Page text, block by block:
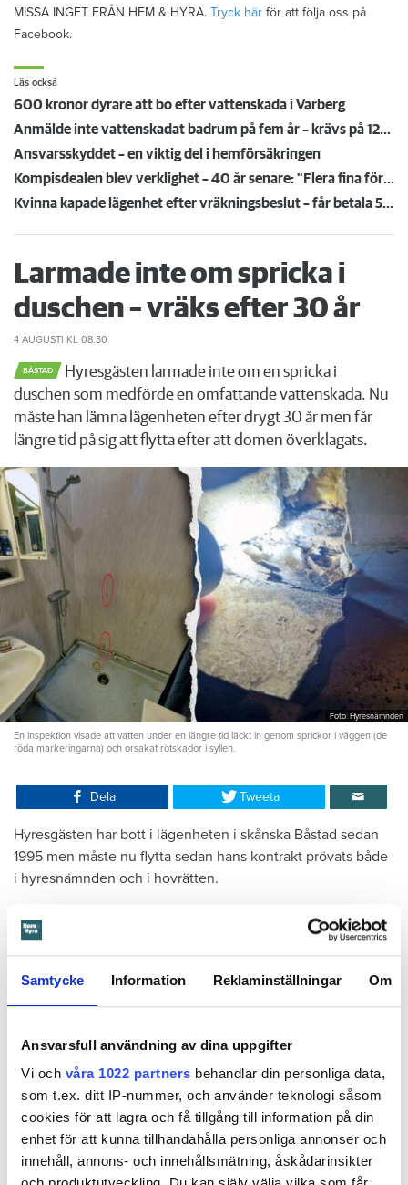
Samtycke Information Reklaminställningar Om
Ansvarsfull användning av dina uppgifter
Vi och våra 1022 partners behandlar din personliga data,
som t.ex. ditt IP-nummer, och använder teknologi såsom
cookies för att lagra och få tillgång till information på din
enhet för att kunna tillhandahålla personliga annonser och
innehåll, annons- och innehållsmätning, åskådarinsikter
MISSA INGET FRÅN HEM & HYRA. Tryck här för att följa oss på
Facebook.
Läs också
600 kronor dyrare att bo efter vattenskada i Varberg
Anmälde inte vattenskadat badrum på fem år – krävs på 125 000 kronor
Ansvarsskyddet – en viktig del i hemförsäkringen
Kompisdealen blev verklighet – 40 år senare: "Flera fina fördelar med att dela bostad"
Kvinna kapade lägenhet efter vräkningsbeslut – får betala 50 000
Larmade inte om spricka i
duschen – vräks efter 30 år
4 AUGUSTI KL 08:30
BÅSTAD
Hyresgästen larmade inte om en spricka i
duschen som medförde en omfattande vattenskada. Nu
måste han lämna lägenheten efter drygt 30 år men får
längre tid på sig att flytta efter att domen överklagats.
Foto: Hyresnämnden
En inspektion visade att vatten under en längre tid läckt in genom sprickor i väggen (de
röda markeringarna) och orsakat rötskador i syllen.
Dela Tweeta
Hyresgästen har bott i lägenheten i skånska Båstad sedan
1995 men måste nu flytta sedan hans kontrakt prövats både
i hyresnämnden och i hovrätten.
Skada upptäcktes av hantverkare
Det var när hyresvärdens hantverkare skulle byta ett
duschmunstycke under hösten förra året som en spricka i
plastmattan på väggen i duschen upptäcktes. Strax efter
badrummet. Då upptäcktes att vatten läckt från den trasiga
svetsskarven under en längre tid och orsakat omfattande
vattenskador.
Därför sade den privata hyresvärden upp hyreskontraktet
med hänvisning till att hyresgästen inte iakttagit sin så
kallade vårdplikt (se faktaruta). Eftersom han inte gick med